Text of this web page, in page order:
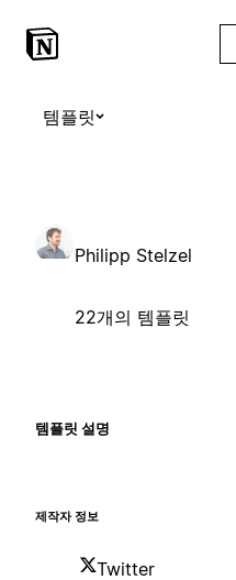
템플릿
Philipp Stelzel
22개의 템플릿
템플릿 설명
제작자 정보
Twitter